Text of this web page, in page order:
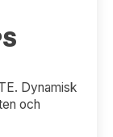
Dynamisk
och